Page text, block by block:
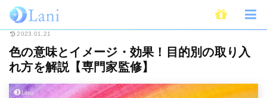
ホーム スピリチュアル 色の意味とイメージ・効果！目
2023.01.21
色の意味とイメージ・効果！目的別の取り入
れ方を解説【専門家監修】